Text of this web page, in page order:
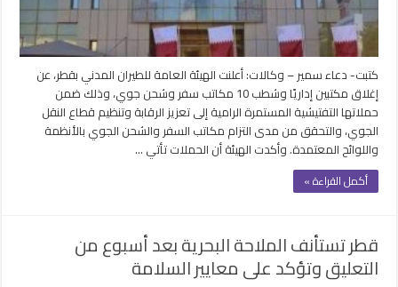
كتبت- دعاء سمير – وكالات: أعلنت الهيئة العامة للطيران المدني بقطر، عن
إغلاق مكتبين إداريًا وشطب 10 مكاتب سفر وشحن جوي، وذلك ضمن
حملاتها التفتيشية المستمرة الرامية إلى تعزيز الرقابة وتنظيم قطاع النقل
الجوي، والتحقق من مدى التزام مكاتب السفر والشحن الجوي بالأنظمة
واللوائح المعتمدة. وأكدت الهيئة أن الحملات تأتي …
أكمل القراءة »
قطر تستأنف الملاحة البحرية بعد أسبوع من
التعليق وتؤكد على معايير السلامة